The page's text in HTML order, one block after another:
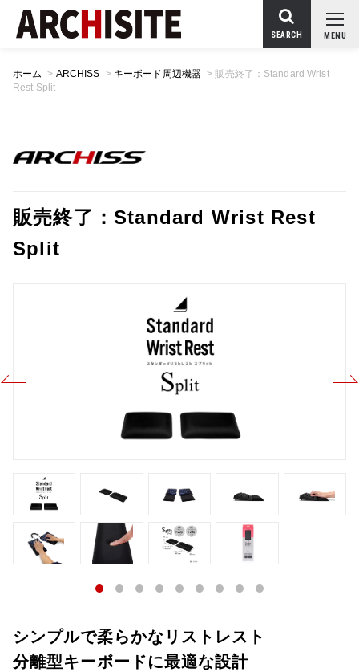
MENU
SEARCH
ホーム > ARCHISS > キーボード周辺機器 > 販売終了：Standard Wrist
Rest Split
販売終了：Standard Wrist Rest
Split
シンプルで柔らかなリストレスト
分離型キーボードに最適な設計